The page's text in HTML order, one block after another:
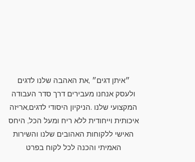
״איתן דגים״ ,את האהבה שלנו לדגים
ולעסק אנחנו מעבירים דרך סדר העבודה
המקצועי שלנו .הניקיון היסודי לדגים,אריזה
איכותית וייחודית ללא ריח ומעל הכל, היחס
האישי ללקוחות האהובים שלנו והשירות
האמיתי והכנה לכל לקוח בפרט